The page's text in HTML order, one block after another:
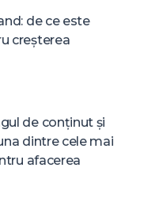
de ce este
creșterea
de conținut și
dintre cele mai
afacerea